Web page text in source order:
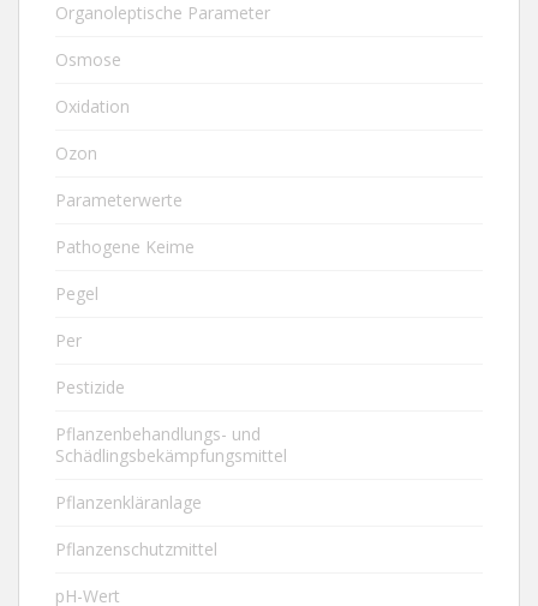
Organoleptische Parameter
Osmose
Oxidation
Ozon
Parameterwerte
Pathogene Keime
Pegel
Per
Pestizide
Pflanzenbehandlungs- und
Schädlingsbekämpfungsmittel
Pflanzenkläranlage
Pflanzenschutzmittel
pH-Wert